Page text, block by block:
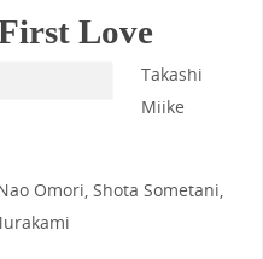
Love
Takashi
Miike
Omori, Shota Sometani,